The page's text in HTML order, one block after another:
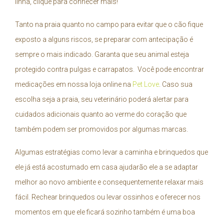
Tanto na praia quanto no campo para evitar que o cão fique
exposto a alguns riscos, se preparar com antecipação é
sempre o mais indicado. Garanta que seu animal esteja
protegido contra pulgas e carrapatos. Você pode encontrar
medicações em nossa loja online na Pet Love . Caso sua
escolha seja a praia, seu veterinário poderá alertar para
cuidados adicionais quanto ao verme do coração que
também podem ser promovidos por algumas marcas.
Algumas estratégias como levar a caminha e brinquedos que
ele já está acostumado em casa ajudarão ele a se adaptar
melhor ao novo ambiente e consequentemente relaxar mais
fácil. Rechear brinquedos ou levar ossinhos e oferecer nos
momentos em que ele ficará sozinho também é uma boa